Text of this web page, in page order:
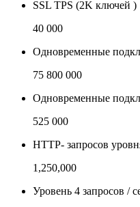
SSL TPS (2K ключей )
40 000
Одновременные
75 800 000
Одновременные
525 000
HTTP- запросов
1,250,000
Уровень 4 запросов /